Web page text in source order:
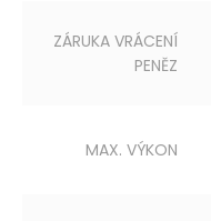
ZÁRUKA VRÁCENÍ
PENĚZ
MAX. VÝKON